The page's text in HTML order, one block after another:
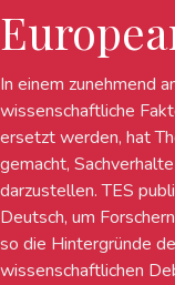
In einem zunehmend
wissenschaftliche
ersetzt werden, hat
gemacht,
darzustellen. TES
Deutsch, um
so die Hintergründe
wissenschaftlichen